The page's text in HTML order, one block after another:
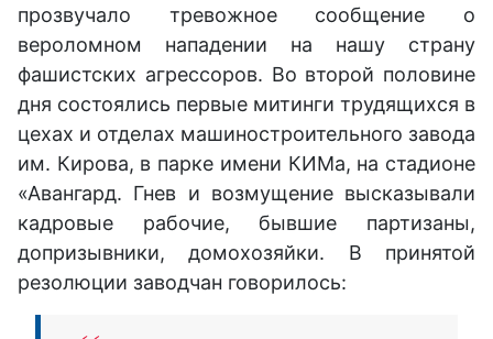
прозвучало тревожное сообщение о
вероломном нападении на нашу страну
фашистских агрессоров. Во второй половине
дня состоялись первые митинги трудящихся в
цехах и отделах машиностроительного завода
им. Кирова, в парке имени КИМа, на стадионе
«Авангард. Гнев и возмущение высказывали
кадровые рабочие, бывшие партизаны,
допризывники, домохозяйки. В принятой
резолюции заводчан говорилось: